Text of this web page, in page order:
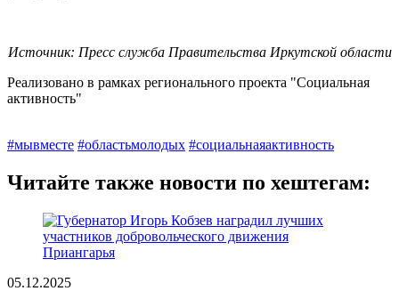
Источник: Пресс служба Правительства Иркутской области
Реализовано в рамках регионального проекта "Социальная
активность"
#мывместе #областьмолодых #социальнаяактивность
Читайте также новости по хештегам:
05.12.2025